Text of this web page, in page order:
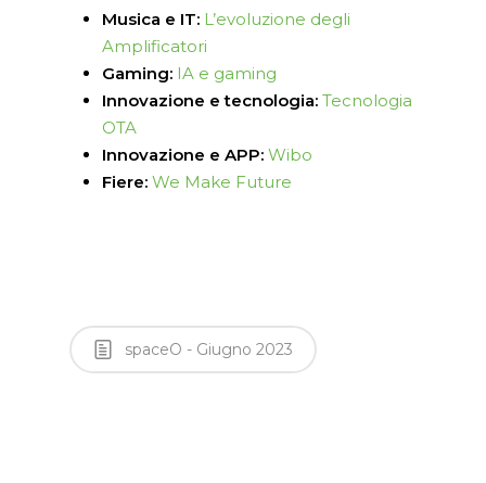
Musica e IT: L’evoluzione degli
Amplificatori
Gaming: IA e gaming
Innovazione e tecnologia: Tecnologia
OTA
Innovazione e APP: Wibo
Fiere: We Make Future
spaceO - Giugno 2023